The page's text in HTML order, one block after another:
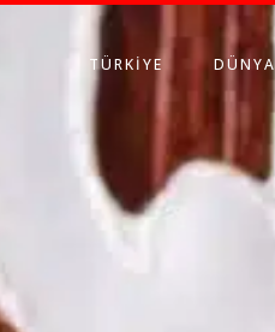
TÜRKIYE DÜNYA